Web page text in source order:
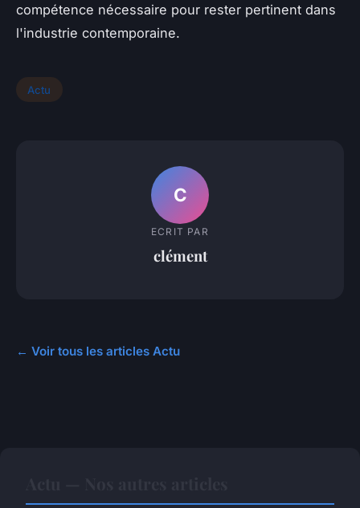
compétence nécessaire pour rester pertinent dans
l'industrie contemporaine.
Actu
C
ECRIT PAR
clément
← Voir tous les articles Actu